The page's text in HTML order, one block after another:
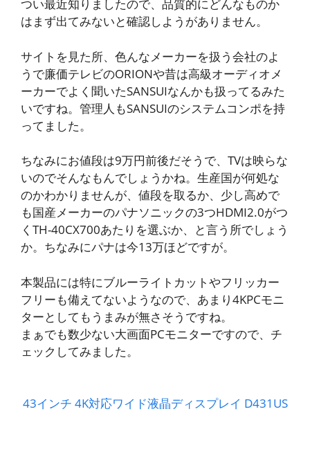
つい最近知りましたので、品質的にどんなものか
はまず出てみないと確認しようがありません。
サイトを見た所、色んなメーカーを扱う会社のよ
うで廉価テレビのORIONや昔は高級オーディオメ
ーカーでよく聞いたSANSUIなんかも扱ってるみた
いですね。管理人もSANSUIのシステムコンポを持
ってました。
ちなみにお値段は9万円前後だそうで、TVは映らな
いのでそんなもんでしょうかね。生産国が何処な
のかわかりませんが、値段を取るか、少し高めで
も国産メーカーのパナソニックの3つHDMI2.0がつ
くTH-40CX700あたりを選ぶか、と言う所でしょう
か。ちなみにパナは今13万ほどですが。
本製品には特にブルーライトカットやフリッカー
フリーも備えてないようなので、あまり4KPCモニ
ターとしてもうまみが無さそうですね。
まぁでも数少ない大画面PCモニターですので、チ
ェックしてみました。
43インチ 4K対応ワイド液晶ディスプレイ D431US